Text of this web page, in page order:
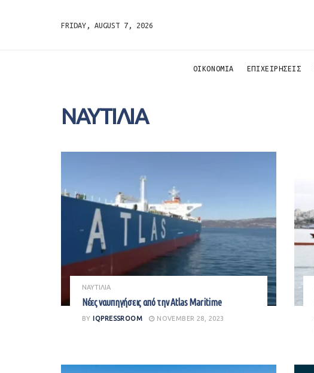
FRIDAY, AUGUST 7, 2026
ΟΙΚΟΝΟΜΙΑ ΕΠΙΧΕΙΡΗΣΕΙΣ
ΝΑΥΤΙΛΙΑ
ΝΑΥΤΙΛΙΑ
Νέες ναυπηγήσεις από την Atlas Maritime
BY IQPRESSROOM NOVEMBER 28, 2023